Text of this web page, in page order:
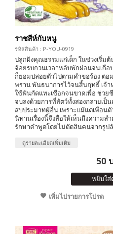
ราชสีห์กับหนู
รหัสสินค้า : P-YOU-0919
ปลูกฝังคุณธรรมแก่เด็ก ในช่วงเริ่ม
จ้อยรบกวนเวลาหลับพักผ่อนจนเกื
ก็ยอมปล่อยตัวไปตามคำขอร้อง ต่อ
พราน พันธนาการไว้จนสิ้นฤทธิ์ เ
ใช้ฟันกัดแทะเชือกจนขาดเพื่อ ช่วย
จบลงด้วยการที่สัตว์ทั้งสองกลายเป็
สบประมาทผู้อื่น เพราะแม้แต่เพื่อน
นิทานเรื่องนี้จึงสื่อให้เห็นถึงความส
รักษาคำพูดโดยไม่ตัดสินคนจากรู
ดูรายละเอียดเพิ่มเติม
50
หยิบใส่
เพิ่มไปรายการโปรด